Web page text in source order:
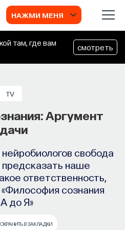
НАЖМИ МЕНЯ
там, где вам
смотреть
TV
Аргумент
свобода
наше
ответственность,
сознания
до Я»
В ЗАКЛАДКИ
цели
свой четвертый
достижения
В ЗАКЛАДКИ